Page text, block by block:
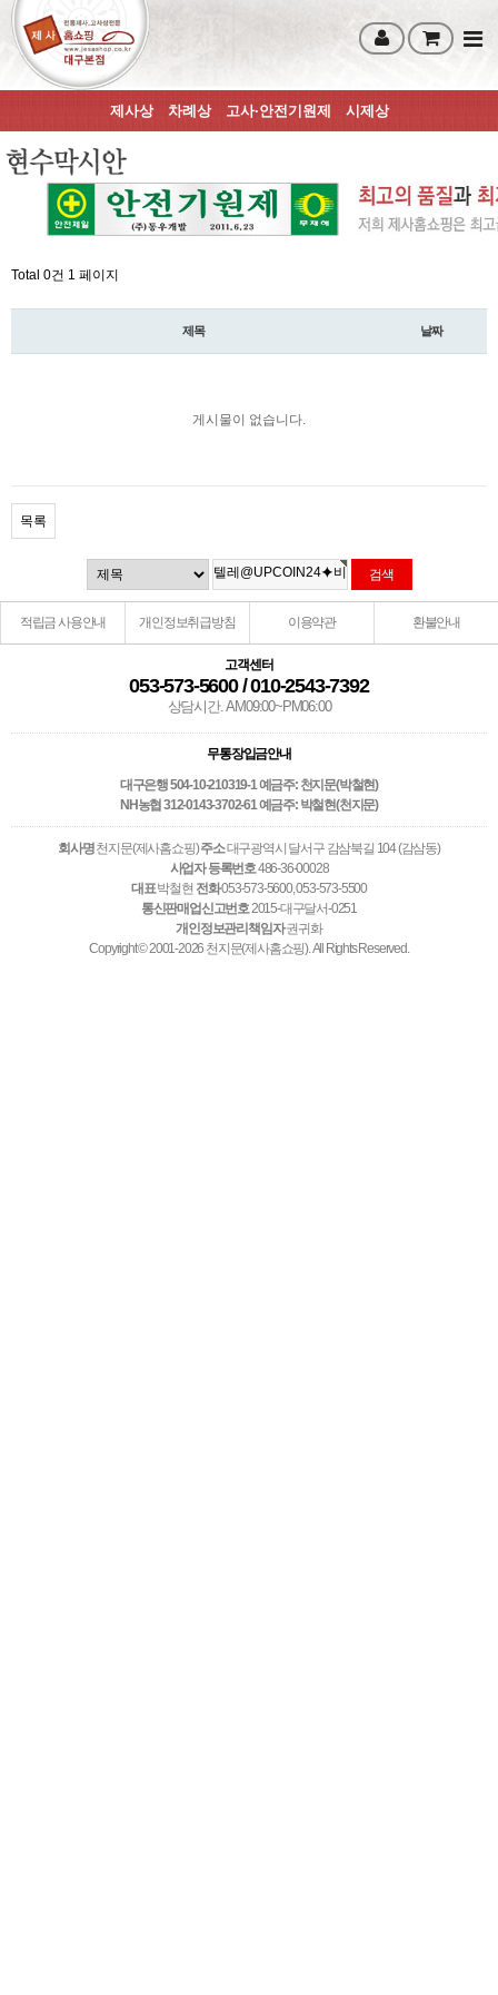
제사상 차례상 고사·안전기원제 시제상
Total 0건 1 페이지
제목 날짜
게시물이 없습니다.
목록
적립금 사용안내 개인정보취급방침 이용약관 환불안내
고객센터
053-573-5600 / 010-2543-7392
상담시간. AM09:00~PM06:00
무통장입금안내
대구은행 504-10-210319-1 예금주: 천지문(박철현)
NH농협 312-0143-3702-61 예금주: 박철현(천지문)
회사명천지문(제사홈쇼핑)주소대구광역시 달서구 감삼북길 104 (감삼동)
사업자 등록번호486-36-00028
대표박철현 전화053-573-5600, 053-573-5500
통신판매업신고번호2015-대구달서-0251
개인정보관리책임자권귀화
Copyright © 2001-2026 천지문(제사홈쇼핑). All Rights Reserved.